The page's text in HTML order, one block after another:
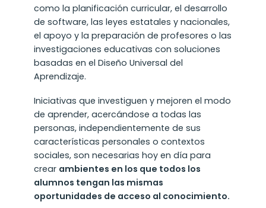
como la planificación curricular, el desarrollo
de software, las leyes estatales y nacionales,
el apoyo y la preparación de profesores o las
investigaciones educativas con soluciones
basadas en el Diseño Universal del
Aprendizaje.
Iniciativas que investiguen y mejoren el modo
de aprender, acercándose a todas las
personas, independientemente de sus
características personales o contextos
sociales, son necesarias hoy en día para
crear ambientes en los que todos los
alumnos tengan las mismas
oportunidades de acceso al conocimiento.